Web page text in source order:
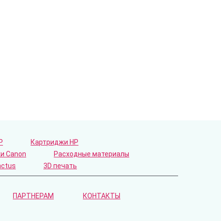
Картриджи HP
Canon
Расходные материалы
3D печать
ПАРТНЕРАМ КОНТАКТЫ